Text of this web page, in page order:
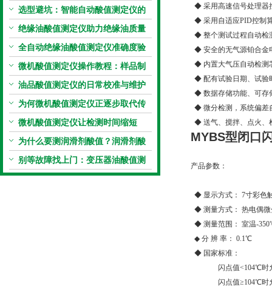
电极的清洗与活化方法
选型避坑：智能自动酸值测定仪的
加热功率与萃取时间关系
绝缘油酸值测定仪助力绝缘油质量
把控，降低设备故障
全自动绝缘油酸值测定仪准确度验
证：标准物质标定步骤
微机酸值测定仪操作教程：样品制
备、参数设置与结果解读
油品酸值测定仪的日常校准与维护
流程
为何微机酸值测定仪正逐步取代传
统手动滴定法？
微机酸值测定仪让检测时间缩短
50%
为什么要测润滑剂酸值？润滑剂酸
值测定法告诉你答案
别等故障找上门：变压器油酸值测
试仪的预警功能
◆ 采用高速信号处理
◆ 采用自适应PID控制
◆ 整个测试过程自动检
◆ 安全的无气源铂合金
◆ 内置大气压自动检测
◆ 配有试验日期、试验
◆ 数据存储功能、可存
◆ 微分检测，系统偏差
◆ 送气、搅拌、点火、
MYBS型闭口
产品参数：
◆ 显示方式： 7寸彩色
◆ 测量方式： 热电偶微
◆ 测量范围： 室温-
◆ 分 辨 率： 0.1℃
◆ 国家标准：
闪点值<104℃时
闪点值≥104℃时